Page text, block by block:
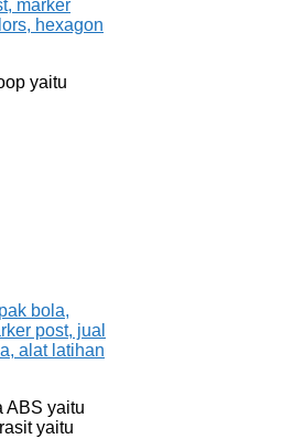
yaitu
ABS yaitu
yaitu